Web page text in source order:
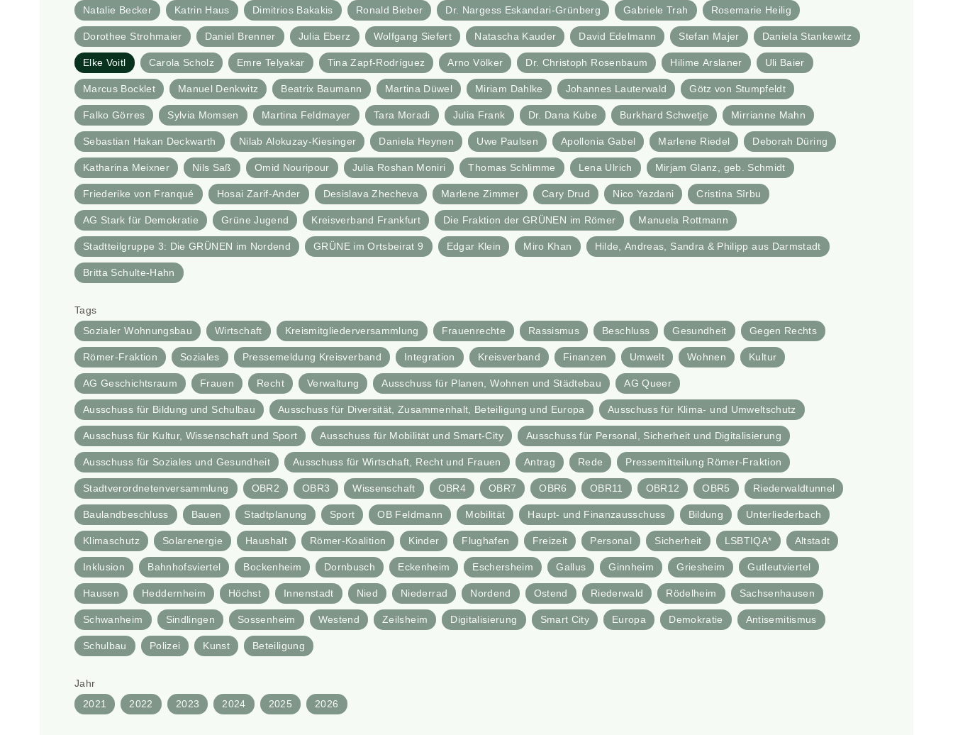
Natalie Becker Katrin Haus Dimitrios Bakakis Ronald Bieber Dr. Nargess Eskandari-Grünberg Gabriele Trah Rosemarie Heilig
Dorothee Strohmaier Daniel Brenner Julia Eberz Wolfgang Siefert Natascha Kauder David Edelmann Stefan Majer Daniela Stankewitz
Elke Voitl Carola Scholz Emre Telyakar Tina Zapf-Rodríguez Arno Völker Dr. Christoph Rosenbaum Hilime Arslaner Uli Baier
Marcus Bocklet Manuel Denkwitz Beatrix Baumann Martina Düwel Miriam Dahlke Johannes Lauterwald Götz von Stumpfeldt
Falko Görres Sylvia Momsen Martina Feldmayer Tara Moradi Julia Frank Dr. Dana Kube Burkhard Schwetje Mirrianne Mahn
Sebastian Hakan Deckwarth Nilab Alokuzay-Kiesinger Daniela Heynen Uwe Paulsen Apollonia Gabel Marlene Riedel Deborah Düring
Katharina Meixner Nils Saß Omid Nouripour Julia Roshan Moniri Thomas Schlimme Lena Ulrich Mirjam Glanz, geb. Schmidt
Friederike von Franqué Hosai Zarif-Ander Desislava Zhecheva Marlene Zimmer Cary Drud Nico Yazdani Cristina Sîrbu
AG Stark für Demokratie Grüne Jugend Kreisverband Frankfurt Die Fraktion der GRÜNEN im Römer Manuela Rottmann
Stadtteilgruppe 3: Die GRÜNEN im Nordend GRÜNE im Ortsbeirat 9 Edgar Klein Miro Khan Hilde, Andreas, Sandra & Philipp aus Darmstadt
Britta Schulte-Hahn
Tags
Sozialer Wohnungsbau
Wirtschaft Kreismitgliederversammlung Frauenrechte Rassismus Beschluss Gesundheit Gegen Rechts
Römer-Fraktion Soziales Pressemeldung Kreisverband Integration Kreisverband Finanzen Umwelt Wohnen Kultur
AG Geschichtsraum Frauen Recht Verwaltung Ausschuss für Planen, Wohnen und Städtebau AG Queer
Ausschuss für Bildung und Schulbau Ausschuss für Diversität, Zusammenhalt, Beteiligung und Europa Ausschuss für Klima- und Umweltschutz
Ausschuss für Kultur, Wissenschaft und Sport Ausschuss für Mobilität und Smart-City Ausschuss für Personal, Sicherheit und Digitalisierung
Ausschuss für Soziales und Gesundheit Ausschuss für Wirtschaft, Recht und Frauen Antrag Rede Pressemitteilung Römer-Fraktion
Stadtverordnetenversammlung OBR2 OBR3 Wissenschaft OBR4 OBR7 OBR6 OBR11 OBR12 OBR5 Riederwaldtunnel
Baulandbeschluss Bauen Stadtplanung Sport OB Feldmann Mobilität Haupt- und Finanzausschuss Bildung Unterliederbach
Klimaschutz Solarenergie Haushalt Römer-Koalition Kinder Flughafen Freizeit Personal Sicherheit LSBTIQA* Altstadt
Inklusion Bahnhofsviertel Bockenheim Dornbusch Eckenheim Eschersheim Gallus Ginnheim Griesheim Gutleutviertel
Hausen Heddernheim Höchst Innenstadt Nied Niederrad Nordend Ostend Riederwald Rödelheim Sachsenhausen
Schwanheim Sindlingen Sossenheim Westend Zeilsheim Digitalisierung Smart City Europa Demokratie Antisemitismus
Schulbau Polizei Kunst Beteiligung
Jahr
2021
2022 2023 2024 2025 2026